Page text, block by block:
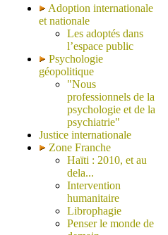
Adoption internationale
et nationale
Les adoptés dans
l’espace public
Psychologie
géopolitique
"Nous
professionnels de la
psychologie et de la
psychiatrie"
Justice internationale
Zone Franche
Haïti : 2010, et au
dela...
Intervention
humanitaire
Librophagie
Penser le monde de